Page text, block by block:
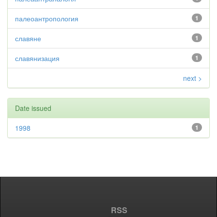
1
палеоантропология
1
славяне
1
славянизация
next >
Date issued
1
1998
RSS